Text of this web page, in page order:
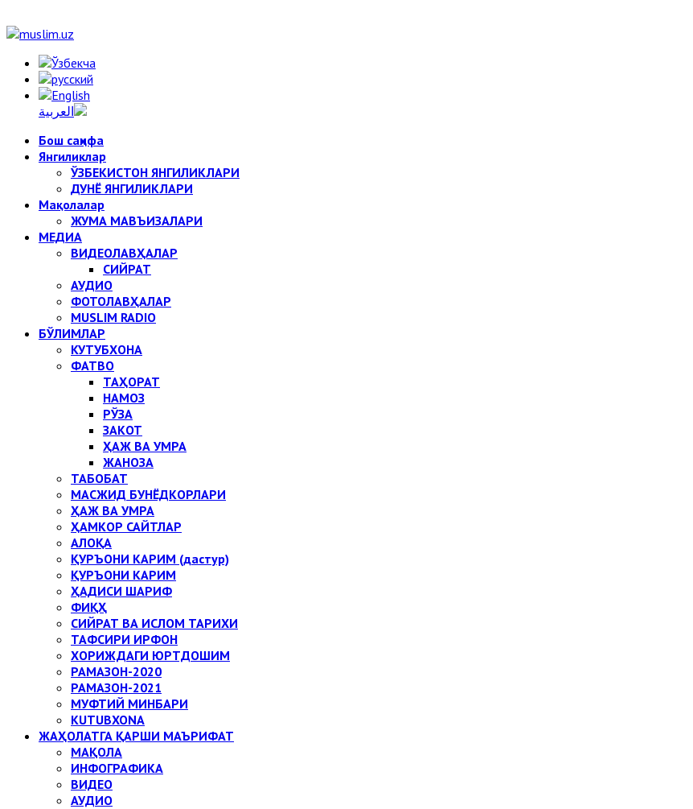
Бош саҳифа
Янгиликлар
ЎЗБЕКИСТОН ЯНГИЛИКЛАРИ
ДУНЁ ЯНГИЛИКЛАРИ
Мақолалар
ЖУМА МАВЪИЗАЛАРИ
МЕДИА
ВИДЕОЛАВҲАЛАР
СИЙРАТ
АУДИО
ФОТОЛАВҲАЛАР
MUSLIM RADIO
БЎЛИМЛАР
КУТУБХОНА
ФАТВО
ТАҲОРАТ
НАМОЗ
РЎЗА
ЗАКОТ
ҲАЖ ВА УМРА
ЖАНОЗА
ТАБОБАТ
МАСЖИД БУНЁДКОРЛАРИ
ҲАЖ ВА УМРА
ҲАМКОР САЙТЛАР
АЛОҚА
ҚУРЪОНИ КАРИМ (дастур)
ҚУРЪОНИ КАРИМ
ҲАДИСИ ШАРИФ
ФИҚҲ
СИЙРАТ ВА ИСЛОМ ТАРИХИ
ТАФСИРИ ИРФОН
ХОРИЖДАГИ ЮРТДОШИМ
РАМАЗОН-2020
РАМАЗОН-2021
МУФТИЙ МИНБАРИ
KUTUBXONA
ЖАҲОЛАТГА ҚАРШИ МАЪРИФАТ
МАҚОЛА
ИНФОГРАФИКА
ВИДЕО
АУДИО